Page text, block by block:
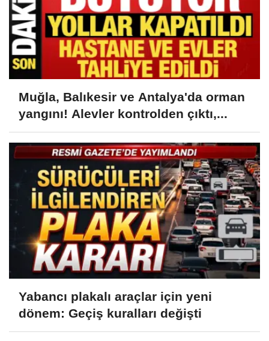
Muğla, Balıkesir ve Antalya'da orman
yangını! Alevler kontrolden çıktı,...
Yabancı plakalı araçlar için yeni
dönem: Geçiş kuralları değişti